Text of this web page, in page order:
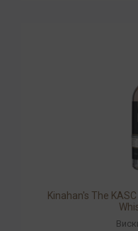
Kinahan's The